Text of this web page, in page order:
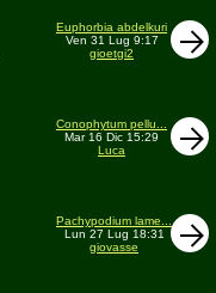
Euphorbia abdelkuri
Ven 31 Lug 9:17
gioetgi2
Conophytum pellu...
Mar 16 Dic 15:29
Luca
Pachypodium lame...
Lun 27 Lug 18:31
giovasse